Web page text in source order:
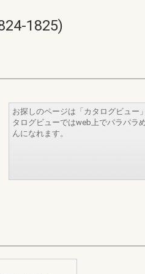
1825)
お探しのページは「カタログビュー
タログビューではweb上でパラパラ
んになれます。